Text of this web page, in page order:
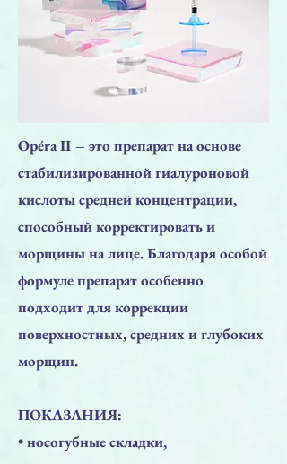
Opéra II – это препарат на основе
стабилизированной гиалуроновой
кислоты средней концентрации,
способный корректировать и
морщины на лице. Благодаря особой
формуле препарат особенно
подходит для коррекции
поверхностных, средних и глубоких
морщин.
ПОКАЗАНИЯ:
• носогубные складки,